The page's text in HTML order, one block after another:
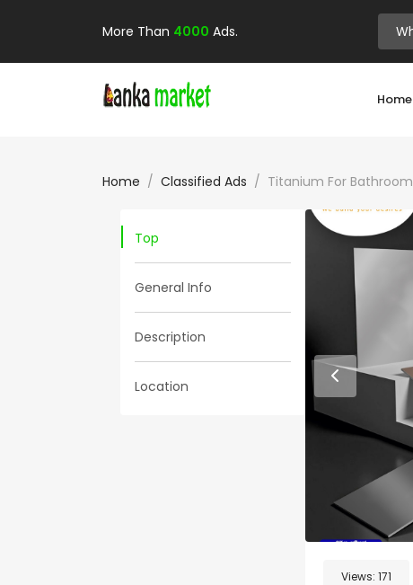
More Than 4000 Ads.
Home
Home Classified Ads Titanium For Bathroom
Top
General Info
Description
Location
Views: 171